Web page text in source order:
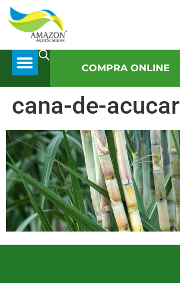
COMPRA ONLINE
cana-de-acucar